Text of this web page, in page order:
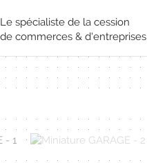
Le spécialiste de la cession
de commerces & d'entreprises